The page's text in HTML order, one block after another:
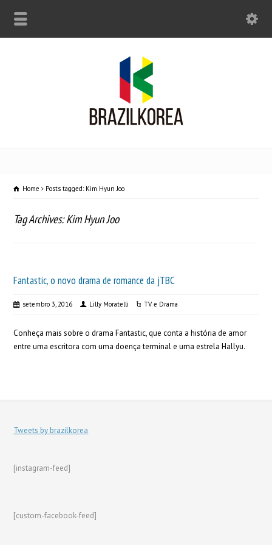
Home Posts tagged: Kim Hyun Joo
Tag Archives: Kim Hyun Joo
Fantastic, o novo drama de romance da jTBC
setembro 3, 2016 Lilly Moratelli TV e Drama
Conheça mais sobre o drama Fantastic, que conta a história de amor
entre uma escritora com uma doença terminal e uma estrela Hallyu.
Tweets by brazilkorea
[instagram-feed]
[custom-facebook-feed]